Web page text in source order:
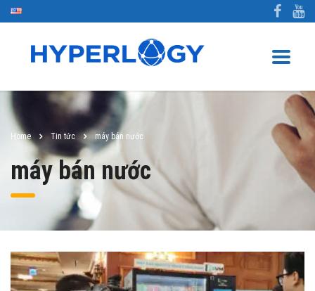
Home Tin tức máy bán nước
máy bán nước